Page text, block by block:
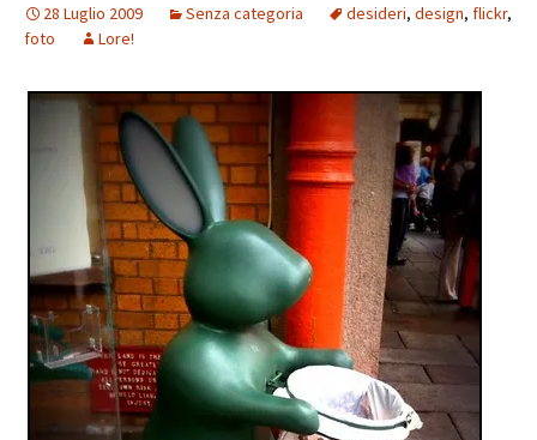
28 Luglio 2009 Senza categoria desideri, design, flickr,
foto
Lore!